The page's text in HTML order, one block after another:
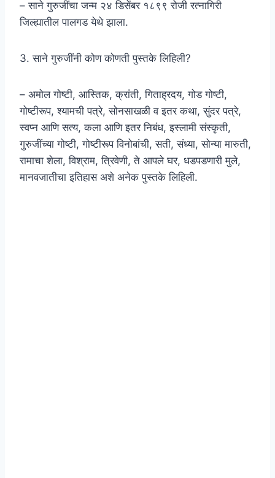
– साने गुरुजींचा जन्म २४ डिसेंबर १८९९ रोजी रत्नागिरी
जिल्ह्यातील पालगड येथे झाला.
3. साने गुरुजींनी कोण कोणती पुस्तके लिहिली?
– अमोल गोष्टी, आस्तिक, क्रांती, गिताह्रदय, गोड गोष्टी,
गोष्टीरूप, श्यामची पत्रे, सोनसाखळी व इतर कथा, सुंदर पत्रे,
स्वप्न आणि सत्य, कला आणि इतर निबंध, इस्लामी संस्कृती,
गुरुजींच्या गोष्टी, गोष्टीरूप विनोबांची, सती, संध्या, सोन्या मारुती,
रामाचा शेला, विश्राम, त्रिवेणी, ते आपले घर, धडपडणारी मुले,
मानवजातीचा इतिहास अशे अनेक पुस्तके लिहिली.